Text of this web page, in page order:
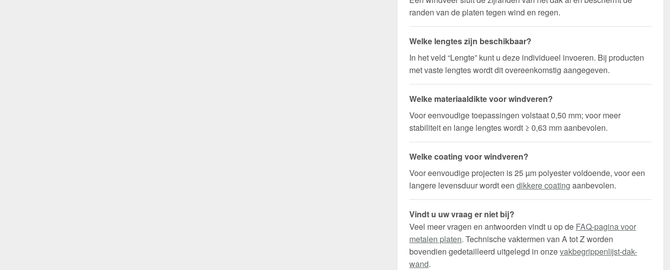
randen van de platen tegen wind en regen.
Welke lengtes zijn beschikbaar?
In het veld “Lengte” kunt u deze individueel invoeren. Bij producten
met vaste lengtes wordt dit overeenkomstig aangegeven.
Welke materiaaldikte voor windveren?
Voor eenvoudige toepassingen volstaat 0,50 mm; voor meer
stabiliteit en lange lengtes wordt ≥ 0,63 mm aanbevolen.
Welke coating voor windveren?
Voor eenvoudige projecten is 25 µm polyester voldoende, voor een
langere levensduur wordt een dikkere coating aanbevolen.
Vindt u uw vraag er niet bij?
Veel meer vragen en antwoorden vindt u op de FAQ-pagina voor
metalen platen. Technische vaktermen van A tot Z worden
bovendien gedetailleerd uitgelegd in onzevakbegrippenlijst-dak-
wand.